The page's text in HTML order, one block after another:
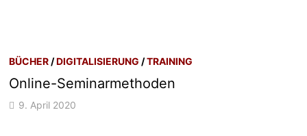
BÜCHER /DIGITALISIERUNG /TRAINING
Online-Seminarmethoden
9. April 2020